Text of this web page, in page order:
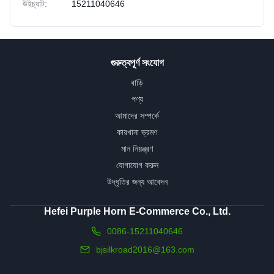
উইচ্যাট: 15211040646
গুরুত্বপূর্ণ সংযোগ
বাড়ি
পণ্য
আমাদের সম্পর্কে
কারখানা ভ্রমণ
মান নিয়ন্ত্রণ
যোগাযোগ করুন
উদ্ধৃতির জন্য আবেদন
Hefei Purple Horn E-Commerce Co., Ltd.
0086-15211040646
bjsilkroad2016@163.com